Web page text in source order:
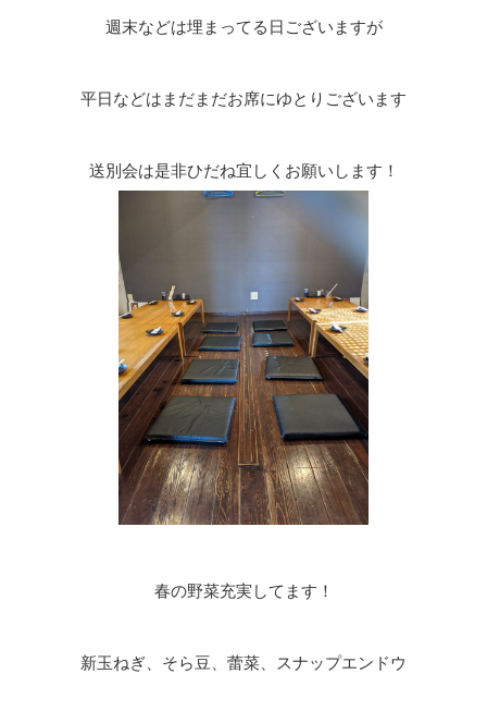
週末などは埋まってる日ございますが
平日などはまだまだお席にゆとりございます
送別会は是非ひだね宜しくお願いします！
春の野菜充実してます！
新玉ねぎ、そら豆、蕾菜、スナップエンドウ